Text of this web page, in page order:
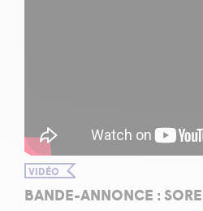
VIDÉO
BANDE-ANNONCE :